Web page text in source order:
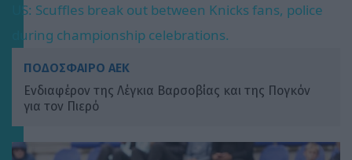
US: Scuffles break out between Knicks fans, police
during championship celebrations.
ΠΟΔΟΣΦΑΙΡΟ ΑΕΚ
Ενδιαφέρον της Λέγκια Βαρσοβίας και της Πογκόν
για τον Πιερό